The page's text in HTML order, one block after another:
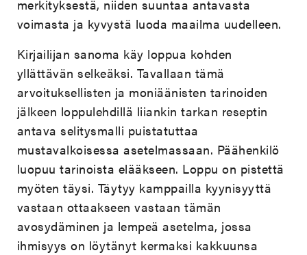
merkityksestä, niiden suuntaa antavasta
voimasta ja kyvystä luoda maailma uudelleen.
Kirjailijan sanoma käy loppua kohden
yllättävän selkeäksi. Tavallaan tämä
arvoituksellisten ja moniäänisten tarinoiden
jälkeen loppulehdillä liiankin tarkan reseptin
antava selitysmalli puistatuttaa
mustavalkoisessa asetelmassaan. Päähenkilö
luopuu tarinoista elääkseen. Loppu on pistettä
myöten täysi. Täytyy kamppailla kyynisyyttä
vastaan ottaakseen vastaan tämän
avosydäminen ja lempeä asetelma, jossa
ihmisyys on löytänyt kermaksi kakkuunsa